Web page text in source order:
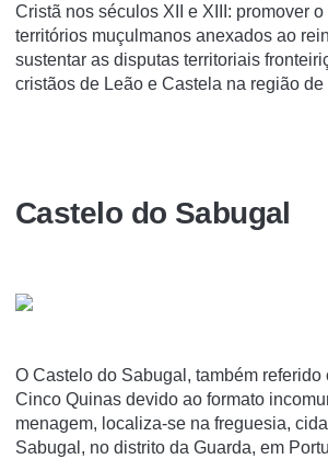
Cristã nos séculos XII e XIII: promover
territórios muçulmanos anexados ao
sustentar as disputas territoriais
cristãos de Leão e Castela na região
Castelo do Sabugal
O Castelo do Sabugal, também referido
Cinco Quinas devido ao formato
menagem, localiza-se na freguesia,
Sabugal, no distrito da Guarda, em